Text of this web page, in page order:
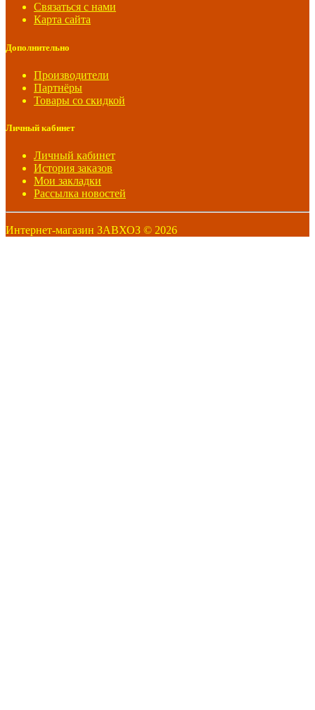
Связаться с нами
Карта сайта
Дополнительно
Производители
Партнёры
Товары со скидкой
Личный кабинет
Личный кабинет
История заказов
Мои закладки
Рассылка новостей
Интернет-магазин ЗАВХОЗ © 2026